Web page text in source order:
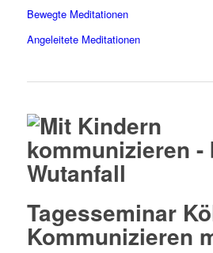
Bewegte Meditationen
Angeleitete Meditationen
Tagesseminar
Kommunizieren